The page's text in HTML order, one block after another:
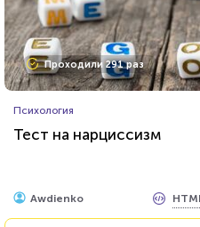
Проходили 291 раз
Психология
Тест на нарциссизм
Awdienko